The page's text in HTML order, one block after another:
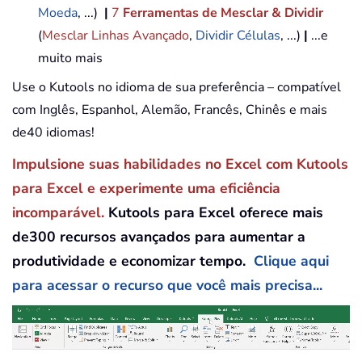
Moeda, ...) | 7 Ferramentas de Mesclar & Dividir
(Mesclar Linhas Avançado, Dividir Células, ...) | ...e
muito mais
Use o Kutools no idioma de sua preferência – compatível
com Inglês, Espanhol, Alemão, Francês, Chinês e mais
de40 idiomas!
Impulsione suas habilidades no Excel com Kutools
para Excel e experimente uma eficiência
incomparável. Kutools para Excel oferece mais
de300 recursos avançados para aumentar a
produtividade e economizar tempo. Clique aqui
para acessar o recurso que você mais precisa...